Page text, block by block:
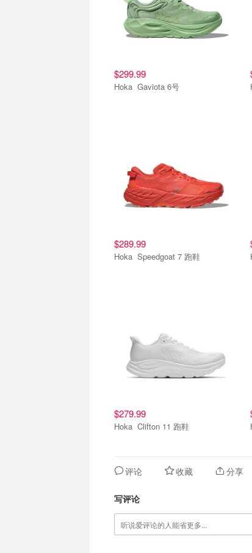
$299.99
Hoka Gaviota 6号
$289.99
Hoka Speedgoat 7 跑鞋
$279.99
Hoka Clifton 11 跑鞋
评论 收藏 分享
写评论